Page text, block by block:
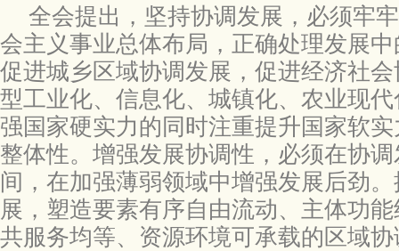
全会提出，坚持协调发展，必须牢
会主义事业总体布局，正确处理发展
促进城乡区域协调发展，促进经济社
型工业化、信息化、城镇化、农业现
强国家硬实力的同时注重提升国家软
整体性。增强发展协调性，必须在协
间，在加强薄弱领域中增强发展后劲
展，塑造要素有序自由流动、主体功
共服务均等、资源环境可承载的区域